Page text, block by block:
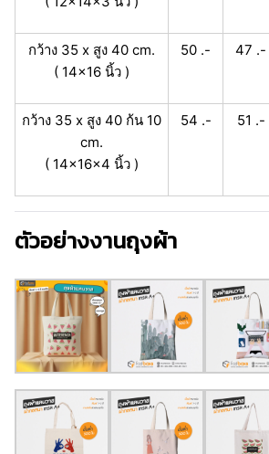
กว้าง 35 x สูง 40 cm.
( 14x16 นิ้ว )
50 .- 47 .-
กว้าง 35 x สูง 40 ก้น 10
cm.
( 14x16x4 นิ้ว )
54 .- 51 .-
ตัวอย่างงานถุงผ้า